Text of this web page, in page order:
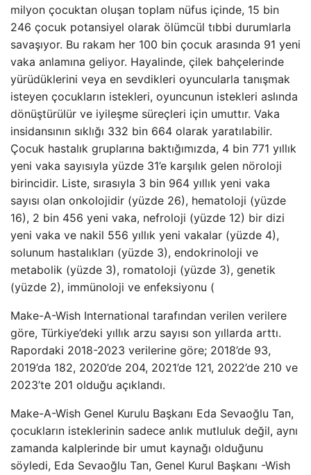
milyon çocuktan oluşan toplam nüfus içinde, 15 bin
246 çocuk potansiyel olarak ölümcül tıbbi durumlarla
savaşıyor. Bu rakam her 100 bin çocuk arasında 91 yeni
vaka anlamına geliyor. Hayalinde, çilek bahçelerinde
yürüdüklerini veya en sevdikleri oyuncularla tanışmak
isteyen çocukların istekleri, oyuncunun istekleri aslında
dönüştürülür ve iyileşme süreçleri için umuttır. Vaka
insidansının sıklığı 332 bin 664 olarak yaratılabilir.
Çocuk hastalık gruplarına baktığımızda, 4 bin 771 yıllık
yeni vaka sayısıyla yüzde 31’e karşılık gelen nöroloji
birincidir. Liste, sırasıyla 3 bin 964 yıllık yeni vaka
sayısı olan onkolojidir (yüzde 26), hematoloji (yüzde
16), 2 bin 456 yeni vaka, nefroloji (yüzde 12) bir dizi
yeni vaka ve nakil 556 yıllık yeni vakalar (yüzde 4),
solunum hastalıkları (yüzde 3), endokrinoloji ve
metabolik (yüzde 3), romatoloji (yüzde 3), genetik
(yüzde 2), immünoloji ve enfeksiyonu (
Make-A-Wish International tarafından verilen verilere
göre, Türkiye’deki yıllık arzu sayısı son yıllarda arttı.
Rapordaki 2018-2023 verilerine göre; 2018’de 93,
2019’da 182, 2020’de 204, 2021’de 121, 2022’de 210 ve
2023’te 201 olduğu açıklandı.
Make-A-Wish Genel Kurulu Başkanı Eda Sevaoğlu Tan,
çocukların isteklerinin sadece anlık mutluluk değil, aynı
zamanda kalplerinde bir umut kaynağı olduğunu
söyledi, Eda Sevaoğlu Tan, Genel Kurul Başkanı -Wish